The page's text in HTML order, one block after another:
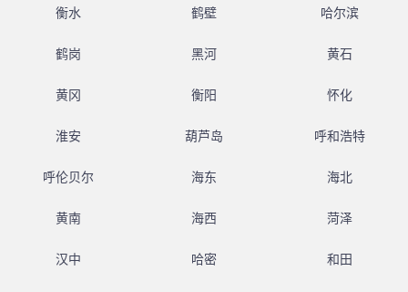
衡水 鹤壁 哈尔滨
鹤岗 黑河 黄石
黄冈 衡阳 怀化
淮安 葫芦岛 呼和浩特
呼伦贝尔 海东 海北
黄南 海西 菏泽
汉中 哈密 和田